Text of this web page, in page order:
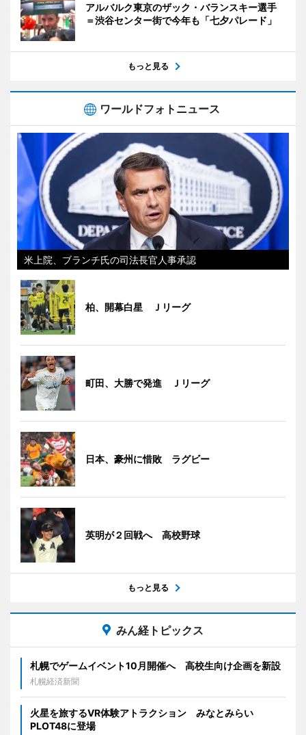
アルバルク東京のザック・バランスキー選手
＝渋谷センター街で今年も「七夕パレード」
もっと見る
ワールドフォトニュース
米上院、ブランチ氏の司法長官人事承認
柏、開幕白星 Ｊリーグ
町田、大勝で発進 Ｊリーグ
日本、豪州に惜敗 ラグビー
英明が２回戦へ 高校野球
もっと見る
みん経トピックス
札幌でゲームイベント10月開催へ 高校生向け企画を新設
札幌経済新聞
火星を旅するVR体験アトラクション みなとみらい
PLOT48に登場